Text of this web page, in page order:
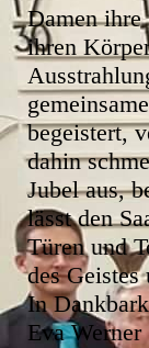
Damen ihre
ihren
begeistert,
dahin
Jubel aus,
lässt den
Türen und
des
In
Eva Werner